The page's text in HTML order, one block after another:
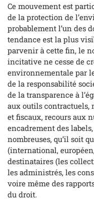
Ce mouvement est
de la protection de
probablement l’un des
tendance est la plus
parvenir à cette fin, le
incitative ne cesse de
environnementale par
de la responsabilité
de la transparence à
aux outils
et fiscaux, recours aux
encadrement des
nombreuses, qu’il soit
(international,
destinataires (les
les administrés, les
voire même des
du droit.